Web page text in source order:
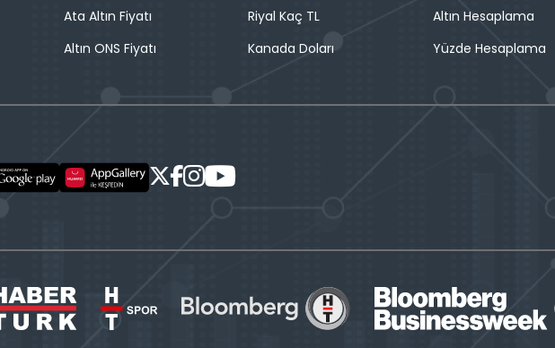
Ata Altın Fiyatı
Altın ONS Fiyatı
Riyal Kaç TL
Kanada Doları
Altın Hesaplama
Yüzde Hesaplama